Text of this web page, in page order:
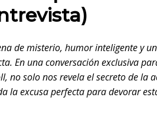
de misterio, humor inteligente y
En una conversación exclusiva
no solo nos revela el secreto de la
la excusa perfecta para devorar